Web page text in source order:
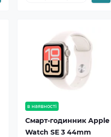
в наявності
Смарт-годинник Apple
Watch SE 3 44mm